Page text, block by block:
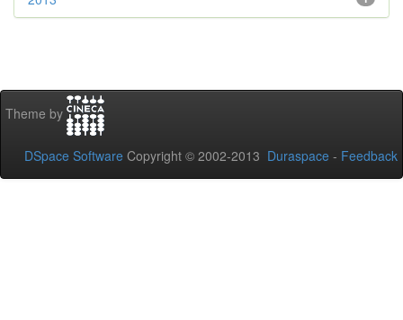
Theme by
DSpace Software Copyright © 2002-2013 Duraspace - Feedback